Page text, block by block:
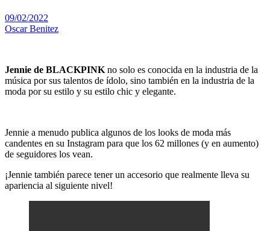
09/02/2022
Oscar Benitez
Jennie de BLACKPINK no solo es conocida en la industria de la
música por sus talentos de ídolo, sino también en la industria de la
moda por su estilo y su estilo chic y elegante.
Jennie a menudo publica algunos de los looks de moda más
candentes en su Instagram para que los 62 millones (y en aumento)
de seguidores los vean.
¡Jennie también parece tener un accesorio que realmente lleva su
apariencia al siguiente nivel!